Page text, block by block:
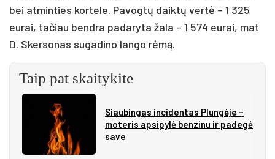
bei atminties kortele. Pavogtų daiktų vertė – 1 325
eurai, tačiau bendra padaryta žala – 1 574 eurai, mat
D. Skersonas sugadino lango rėmą.
Taip pat skaitykite
Siau­bin­gas in­ci­den­tas Plun­gė­je –
mo­te­ris ap­si­py­lė ben­zi­nu ir pa­de­gė
sa­ve